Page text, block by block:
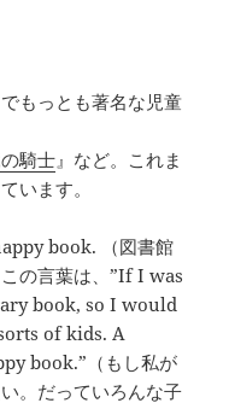
もっとも著名な児童
騎士 』など。これま
います。
book. （図書館
の言葉は、”If I was
book, so I would
of kids. A
book.”（もし私が
。だっていろんな子